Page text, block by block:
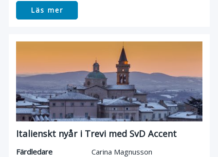
Läs mer
Italienskt nyår i Trevi med SvD Accent
Färdledare
Carina Magnusson